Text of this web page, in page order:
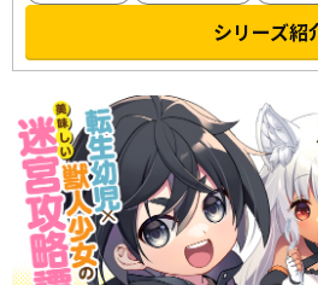
シリーズ紹